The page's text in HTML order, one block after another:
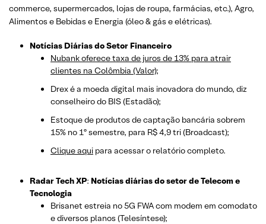
commerce, supermercados, lojas de roupa, farmácias, etc.), Agro,
Alimentos e Bebidas e Energia (óleo & gás e elétricas).
Notícias Diárias do Setor Financeiro
Nubank oferece taxa de juros de 13% para atrair
clientes na Colômbia (Valor);
Drex é a moeda digital mais inovadora do mundo, diz
conselheiro do BIS (Estadão);
Estoque de produtos de captação bancária sobrem
15% no 1º semestre, para R$ 4,9 tri (Broadcast);
Clique aqui para acessar o relatório completo.
Radar Tech XP: Notícias diárias do setor de Telecom e
Tecnologia
Brisanet estreia no 5G FWA com modem em comodato
e diversos planos (Telesíntese);